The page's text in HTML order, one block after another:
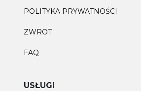
POLITYKA PRYWATNOŚCI
ZWROT
FAQ
USŁUGI